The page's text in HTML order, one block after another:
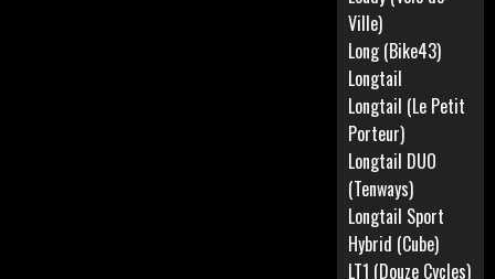
Ville)
Long (Bike43)
Longtail
Longtail (Le Petit
Porteur)
Longtail DUO
(Tenways)
Longtail Sport
Hybrid (Cube)
LT1 (Douze Cycles)